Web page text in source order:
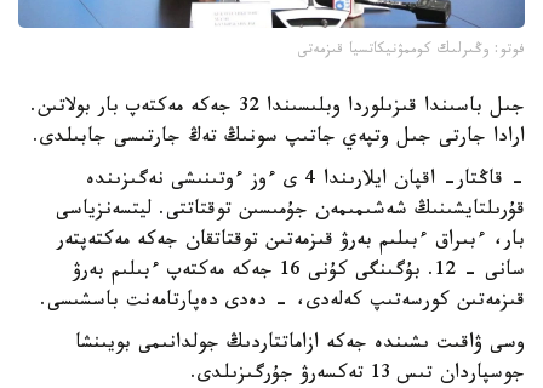
فوتو: وڭىرلىك كوممۋنيكاتسيا قىزمەتى
جىل باسىندا قىزىلوردا وبلىسىندا 32 جەكە مەكتەپ بار بولاتىن.
ارادا جارتى جىل وتپەي جاتىپ سونىڭ تەڭ جارتىسى جابىلدى.
- قاڭتار- اقپان ايلارىندا 4 ى ءوز ءوتىنىشى نەگىزىندە
قۇرىلتايشىنىڭ شەشىمىمەن جۇمىسىن توقتاتتى. ليتسەنزياسى
بار، ءبىراق ءبىلىم بەرۋ قىزمەتىن توقتاتقان جەكە مەكتەپتەر
سانى - 12. بۇگىنگى كۇنى 16 جەكە مەكتەپ ءبىلىم بەرۋ
قىزمەتىن كورسەتىپ كەلەدى، - دەدى دەپارتامەنت باسشىسى.
وسى ۋاقىت ىشىندە جەكە ازاماتتاردىڭ جولدانىمى بويىنشا
جوسپاردان تىس 13 تەكسەرۋ جۇرگىزىلدى.